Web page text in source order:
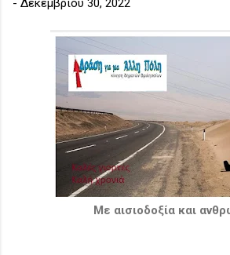
- Δεκεμβρίου 30, 2022
Με αισιοδοξία και